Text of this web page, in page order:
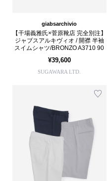
giabsarchivio
【干場義雅氏×菅原靴店 完全別注】
ジャブスアルキヴィオ / 開襟 半袖
スイムシャツ/BRONZO A3710 90
¥39,600
SUGAWARA LTD.